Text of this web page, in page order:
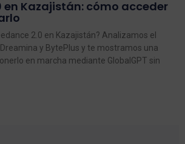
en Kazajistán: cómo acceder
2.0 en Kazajistán? Analizamos el
y BytePlus y te mostramos una
en marcha mediante GlobalGPT sin